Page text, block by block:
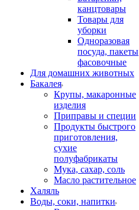
канцтовары
Товары для
уборки
Одноразовая
посуда, пакеты
фасовочные
Для домашних животных
Бакалея
Крупы, макаронные
изделия
Приправы и специи
Продукты быстрого
приготовления,
сухие
полуфабрикаты
Мука, сахар, соль
Масло растительное
Халяль
Воды, соки, напитки